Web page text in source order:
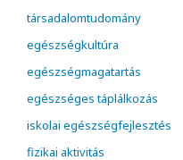
társadalomtudomány
egészségkultúra
egészségmagatartás
egészséges táplálkozás
iskolai egészségfejlesztés
fizikai aktivitás